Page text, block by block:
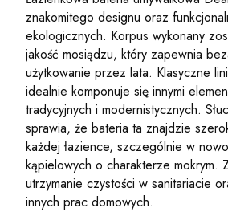
znakomitego designu oraz
ekologicznych. Korpus wykonany
jakość mosiądzu, który zapewnia
użytkowanie przez lata. Klasyczne
idealnie komponuje się innymi
tradycyjnych i modernistycznych.
sprawia, że bateria ta znajdzie
każdej łazience, szczególnie w
kąpielowych o charakterze mokrym.
utrzymanie czystości w sanitariacie
innych prac domowych.